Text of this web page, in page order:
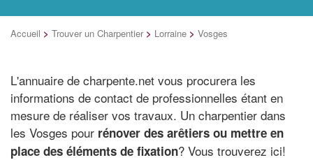
Accueil > Trouver un Charpentier > Lorraine > Vosges
L'annuaire de charpente.net vous procurera les
informations de contact de professionnelles étant en
mesure de réaliser vos travaux. Un charpentier dans
les Vosges pour rénover des arêtiers ou mettre en
place des éléments de fixation? Vous trouverez ici!